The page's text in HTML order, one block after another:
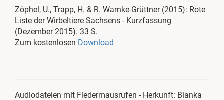
Zöphel, U., Trapp, H. & R. Warnke-Grüttner (2015): Rote
Liste der Wirbeltiere Sachsens - Kurzfassung
(Dezember 2015). 33 S.
Zum kostenlosen Download
Audiodateien mit Fledermausrufen - Herkunft: Bianka